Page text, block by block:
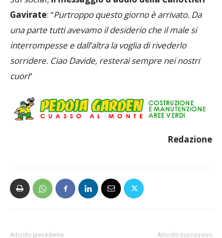
Gavirate: “Purtroppo questo giorno è arrivato. Da
una parte tutti avevamo il desiderio che il male si
interrompesse e dall’altra la voglia di rivederlo
sorridere. Ciao Davide, resterai sempre nei nostri
cuori“
Redazione
Articolo precedente Articolo successivo